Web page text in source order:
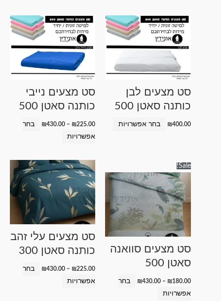
סט מצעים לבן
כותנה סאטן 500
₪400.00 בחר אפשרויות
למוצר
זה
יש
סט מצעים נייבי
כותנה סאטן 500
₪225.00
–
₪430.00
טווח
מחירים:
⁦₪225.00⁩
⁦₪430.00⁩
בחר
אפשרויות
למוצר
זה
יש
מספר
סוגים.
לבחור
את
Sale!
סט מצעים סוואנה
סאטן 500
₪180.00
–
₪430.00
מחירים:
⁦₪180.00⁩
עד
בחר
אפשרויות
זה
יש
סוגים.
ניתן
את
האפשרויות
בעמוד
סט מצעים עלי זהב
כותנה סאטן 300
₪225.00
–
₪430.00
טווח
מחירים:
עד
בחר
אפשרויות
למוצר
זה
לבחור
את
האפשרויות